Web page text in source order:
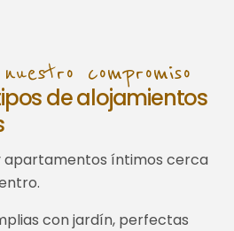
compromiso
de alojamientos
apartamentos íntimos cerca
con jardín, perfectas